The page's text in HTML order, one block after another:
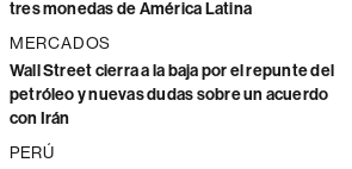
tres monedas de América Latina
MERCADOS
Wall Street cierra a la baja por el repunte del
petróleo y nuevas dudas sobre un acuerdo
con Irán
PERÚ